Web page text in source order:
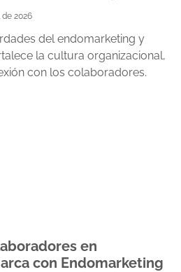
de 2026
del endomarketing y
la cultura organizacional,
con los colaboradores.
en
con Endomarketing